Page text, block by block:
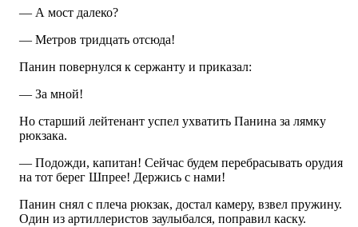
— А мост далеко?
— Метров тридцать отсюда!
Панин повернулся к сержанту и приказал:
— За мной!
Но старший лейтенант успел ухватить Панина за лямку
рюкзака.
— Подожди, капитан! Сейчас будем перебрасывать орудия
на тот берег Шпрее! Держись с нами!
Панин снял с плеча рюкзак, достал камеру, взвел пружину.
Один из артиллеристов заулыбался, поправил каску.